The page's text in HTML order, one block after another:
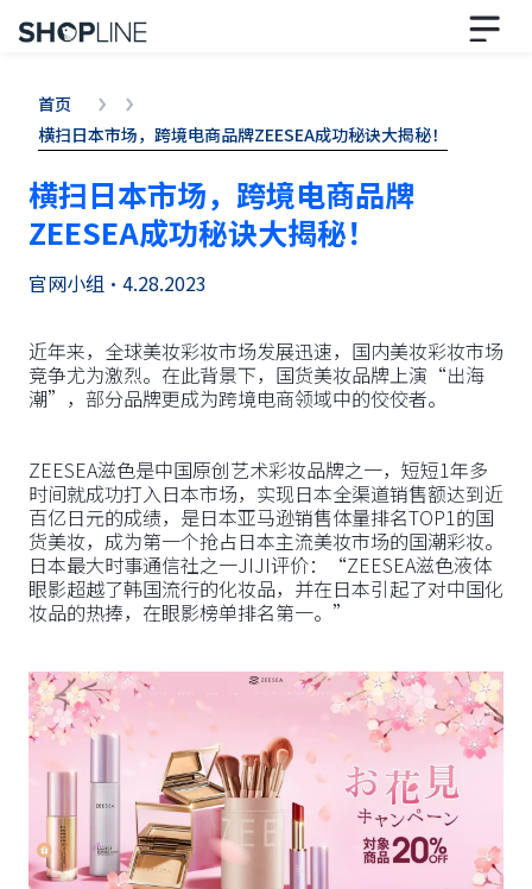
首页
横扫日本市场，跨境电商品牌ZEESEA成功秘诀大揭秘！
横扫日本市场，跨境电商品牌
ZEESEA成功秘诀大揭秘！
官网小组 • 4.28.2023
近年来，全球美妆彩妆市场发展迅速，国内美妆彩妆市场
竞争尤为激烈。在此背景下，国货美妆品牌上演“出海
潮”，部分品牌更成为跨境电商领域中的佼佼者。
ZEESEA滋色是中国原创艺术彩妆品牌之一，短短1年多
时间就成功打入日本市场，实现日本全渠道销售额达到近
百亿日元的成绩，是日本亚马逊销售体量排名TOP1的国
货美妆，成为第一个抢占日本主流美妆市场的国潮彩妆。
日本最大时事通信社之一JIJI评价：“ZEESEA滋色液体
眼影超越了韩国流行的化妆品，并在日本引起了对中国化
妆品的热捧，在眼影榜单排名第一。”